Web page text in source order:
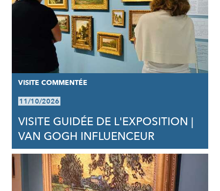
VISITE COMMENTÉE
11/10/2026
VISITE GUIDÉE DE L'EXPOSITION |
VAN GOGH INFLUENCEUR